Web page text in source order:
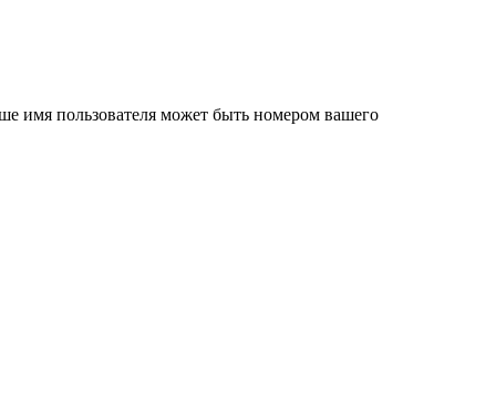
имя пользователя может быть номером вашего